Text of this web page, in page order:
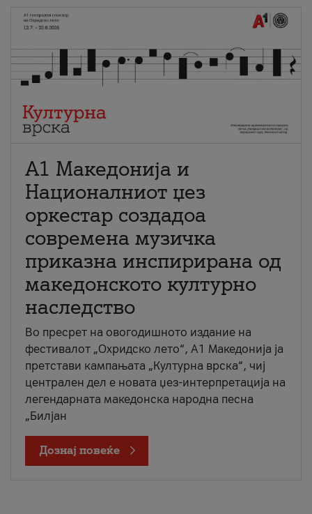
А1 Македонија и
Националниот џез
оркестар создадоа
современа музичка
приказна инспирирана од
македонското културно
наследство
Во пресрет на овогодишното издание на
фестивалот „Охридско лето“, А1 Македонија ја
претстави кампањата „Културна врска“, чиј
централен дел е новата џез-интерпретација на
легендарната македонска народна песна
„Билјан
Дознај повеќе